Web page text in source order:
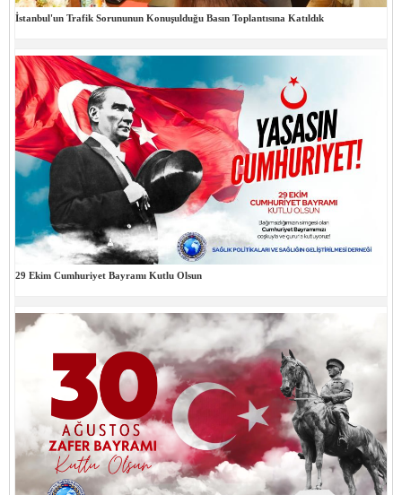
İstanbul'un Trafik Sorununun Konuşulduğu Basın Toplantısına Katıldık
29 Ekim Cumhuriyet Bayramı Kutlu Olsun